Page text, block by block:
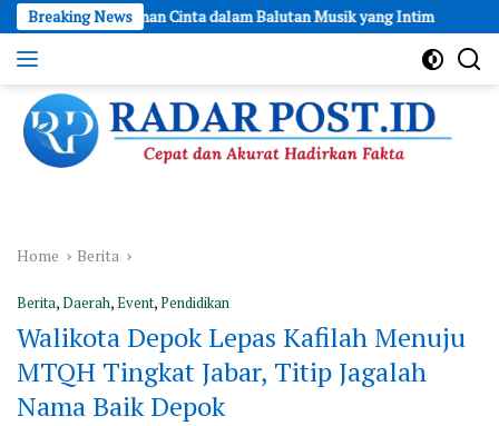
Skip
to
content
Breaking News
Cinta dalam Balutan Musik yang Intim Lewat “Cahaya
dan
Akurat
Hadirkan
Fakta
Home Berita
Berita,Daerah,Event,Pendidikan
Walikota Depok Lepas Kafilah Menuju
MTQH Tingkat Jabar, Titip Jagalah
Nama Baik Depok